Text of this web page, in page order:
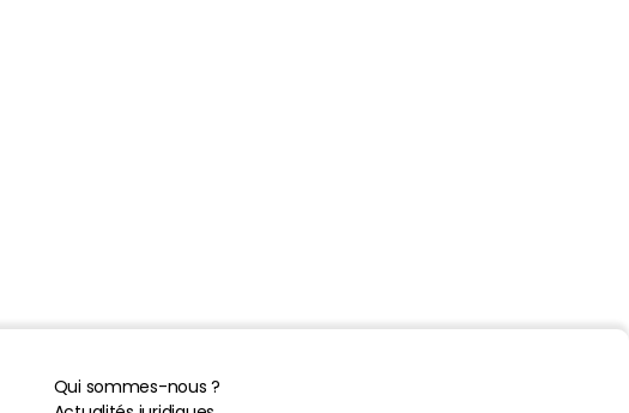
Qui sommes-nous ?